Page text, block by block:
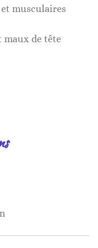
musculaires
maux de tête